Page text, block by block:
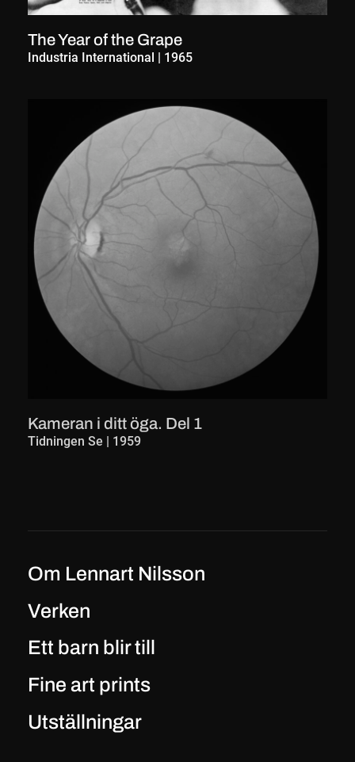
The Year of the Grape
Industria International | 1965
Kameran i ditt öga. Del 1
Tidningen Se | 1959
Om Lennart Nilsson
Verken
Ett barn blir till
Fine art prints
Utställningar